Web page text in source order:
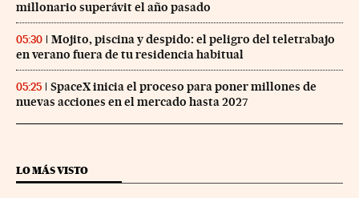
millonario superávit el año pasado
05:30
Mojito, piscina y despido: el peligro del teletrabajo
en verano fuera de tu residencia habitual
05:25
SpaceX inicia el proceso para poner millones de
nuevas acciones en el mercado hasta 2027
LO MÁS VISTO